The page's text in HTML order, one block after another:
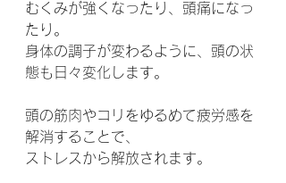
むくみが強くなったり、頭痛になっ
たり。
身体の調子が変わるように、頭の状
態も日々変化します。
頭の筋肉やコリをゆるめて疲労感を
解消することで、
ストレスから解放されます。